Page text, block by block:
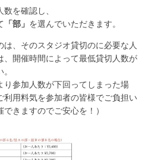
を確認し、
「部」 を選んでいただきます。
、そのスタジオ貸切のに必要な人
、開催時間によって最低貸切人数が
り参加人数が下回ってしまった場
利用料気を参加者の皆様でご負担い
きますのでご安心を！）